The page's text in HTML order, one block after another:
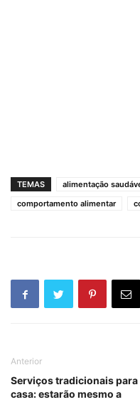
TEMAS alimentação
comportamento alimentar
Anterior
Serviços tradicionais para
casa: estarão mesmo a